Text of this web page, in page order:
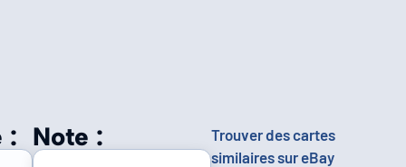
: Note :
Trouver des cartes
similaires sur eBay